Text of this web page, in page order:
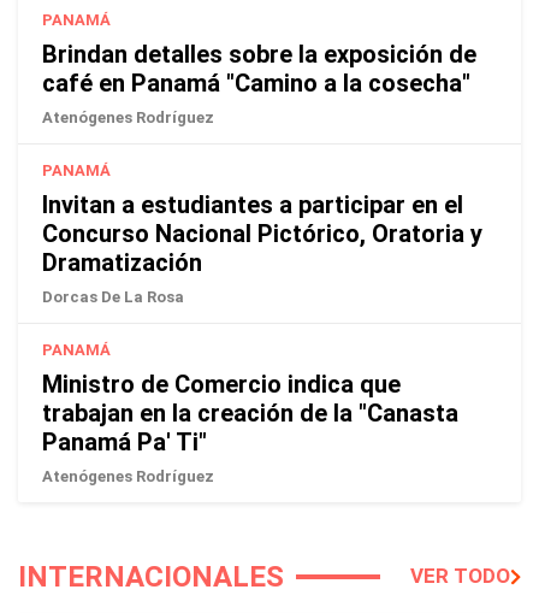
PANAMÁ
Brindan detalles sobre la exposición de
café en Panamá "Camino a la cosecha"
Atenógenes Rodríguez
PANAMÁ
Invitan a estudiantes a participar en el
Concurso Nacional Pictórico, Oratoria y
Dramatización
Dorcas De La Rosa
PANAMÁ
Ministro de Comercio indica que
trabajan en la creación de la "Canasta
Panamá Pa' Ti"
Atenógenes Rodríguez
INTERNACIONALES VER TODO